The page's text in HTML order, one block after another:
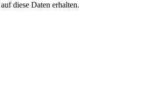
diese Daten erhalten.